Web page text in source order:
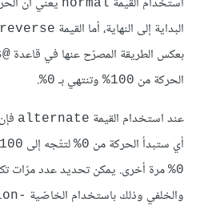
normal
البداية إلى النهاية، أما القيمة reverse
بعكس الطريقة المصرّح عنها في قاعدة @keyframes
الحركة من 100% وتنتهي بـ 0%
.
عند استخدام القيمة alternate
أي ستبدأ الحركة من 0% لتتّجه إلى 100%
0%
مرة أخرى. يمكن تحديد عدد مرّات
والخلفي وذلك باستخدام الخاصّية